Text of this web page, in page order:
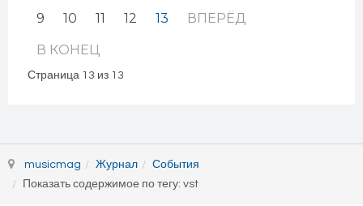
9 10 11 12 13 ВПЕРЁД
В КОНЕЦ
Страница 13 из 13
musicmag Журнал
События
Показать содержимое по тегу: vst